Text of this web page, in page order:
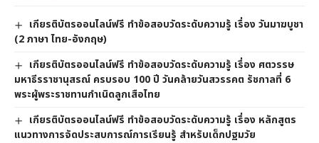
เกียรติบัตรออนไลน์ฟรี ทำข้อสอบวัดระดับความรู้ เรื่อง วันมาฆบูชา
(2 ภาษา ไทย-อังกฤษ)
เกียรติบัตรออนไลน์ฟรี ทำข้อสอบวัดระดับความรู้ เรื่อง ศตวรรษ
มหาธีรราชานุสรณ์ ครบรอบ 100 ปี วันคล้ายวันสวรรคต รัชกาลที่ 6
พระผู้พระราชทานกำเนิดลูกเสือไทย
เกียรติบัตรออนไลน์ฟรี ทำข้อสอบวัดระดับความรู้ เรื่อง หลักสูตร
แนวทางการจัดประสบการณ์การเรียนรู้ สำหรับเด็กปฐมวัย